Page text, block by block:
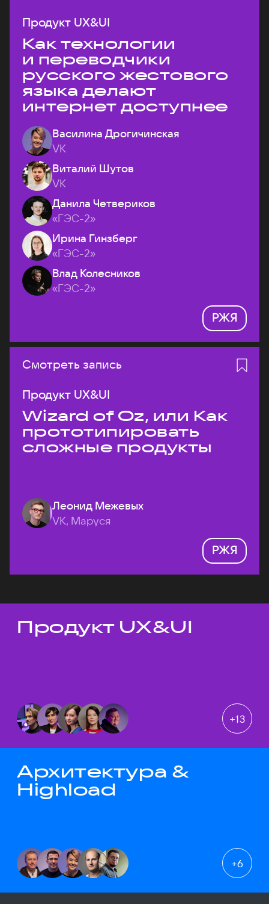
Продукт UX&UI
Как технологии
и переводчики
русского жестового
языка делают
интернет доступнее
Василина Дрогичинская
VK
Виталий Шутов
VK
Данила Четвериков
«ГЭС-2»
Ирина Гинзберг
«ГЭС-2»
Влад Колесников
«ГЭС-2»
РЖЯ
Смотреть запись
Продукт UX&UI
Wizard of Oz, или Как
прототипировать
сложные продукты
Леонид Межевых
VK, Маруся
РЖЯ
Темы докладов
Продукт UX&UI
+13
Архитектура &
Highload
+6